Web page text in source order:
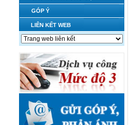
GÓP Ý
LIÊN KẾT WEB